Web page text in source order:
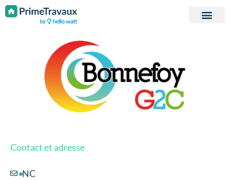
Passer au contenu
Contact et adresse
NC